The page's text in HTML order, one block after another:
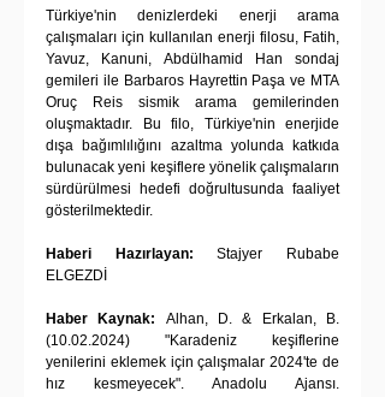
Türkiye'nin denizlerdeki enerji arama
çalışmaları için kullanılan enerji filosu, Fatih,
Yavuz, Kanuni, Abdülhamid Han sondaj
gemileri ile Barbaros Hayrettin Paşa ve MTA
Oruç Reis sismik arama gemilerinden
oluşmaktadır. Bu filo, Türkiye'nin enerjide
dışa bağımlılığını azaltma yolunda katkıda
bulunacak yeni keşiflere yönelik çalışmaların
sürdürülmesi hedefi doğrultusunda faaliyet
gösterilmektedir.
Haberi Hazırlayan: Stajyer Rubabe
ELGEZDİ
Haber Kaynak: Alhan, D. & Erkalan, B.
(10.02.2024) "Karadeniz keşiflerine
yenilerini eklemek için çalışmalar 2024'te de